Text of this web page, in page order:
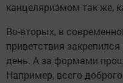
канцеляризмом так же,
Во-вторых, в
приветствия
день. А за формами
Например, всего